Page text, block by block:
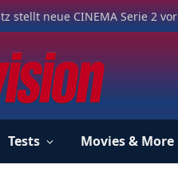
stellt neue CINEMA Serie 2 vor
Tests Movies & More